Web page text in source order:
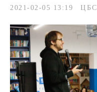
2021-02-05 13:19 ЦБС